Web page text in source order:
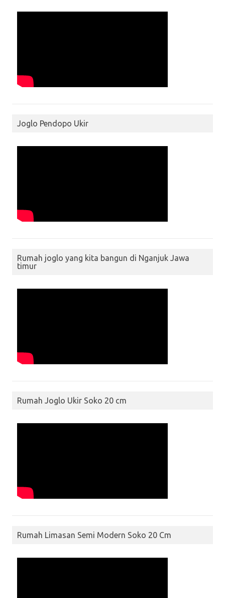
Joglo Pendopo Ukir
Rumah joglo yang kita bangun di Nganjuk Jawa
timur
Rumah Joglo Ukir Soko 20 cm
Rumah Limasan Semi Modern Soko 20 Cm